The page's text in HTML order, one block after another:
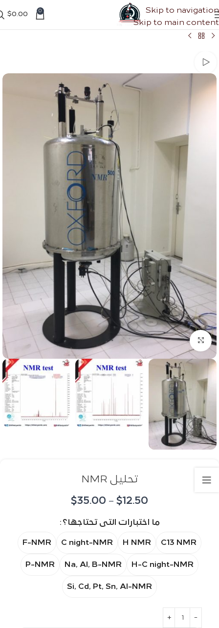
Skip to navigation
Skip to main content
0
$0.00
اضغط للتكبير
تحليل NMR
$12.50
–
$35.00
ما اختبارات التی تحتاجها؟
C13 NMR
H NMR
C night-NMR
F-NMR
H-C night-NMR
Na, Al, B-NMR
P-NMR
Si, Cd, Pt, Sn, Al-NMR